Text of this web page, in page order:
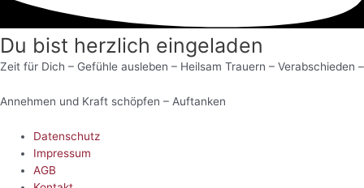
Du bist herzlich eingeladen
Zeit für Dich – Gefühle ausleben – Heilsam Trauern – Verabschieden –
Annehmen und Kraft schöpfen – Auftanken
Datenschutz
Impressum
AGB